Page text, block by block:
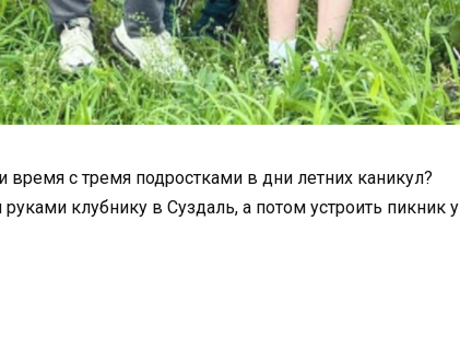
с тремя подростками в дни летних каникул?
клубнику в Суздаль, а потом устроить пикник у